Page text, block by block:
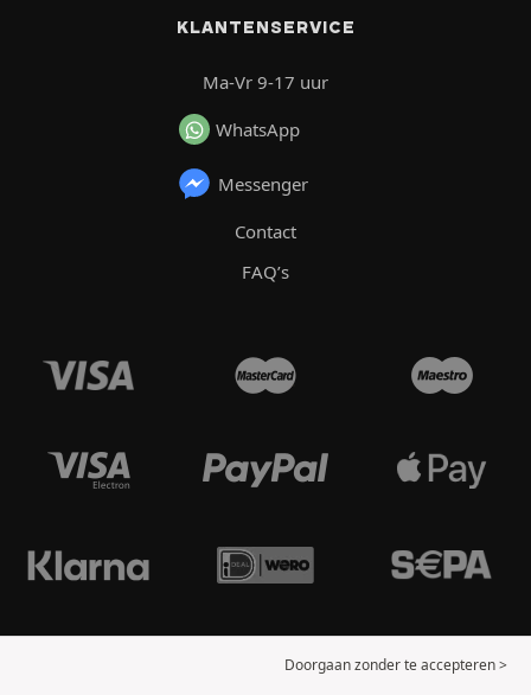
KLANTENSERVICE
Ma-Vr 9-17 uur
WhatsApp
Messenger
Contact
FAQ’s
Doorgaan zonder te accepteren >